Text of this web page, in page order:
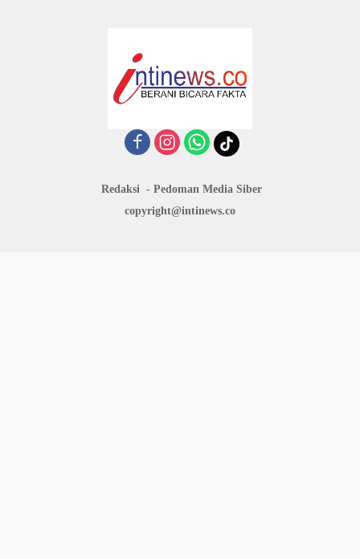
Redaksi
Pedoman Media Siber
copyright@intinews.co